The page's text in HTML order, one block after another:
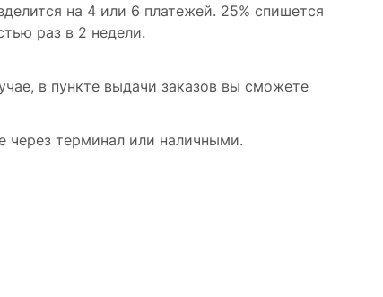
на 4 или 6 платежей. 25% спишется
раз в 2 недели.
в пункте выдачи заказов вы сможете
через терминал или наличными.